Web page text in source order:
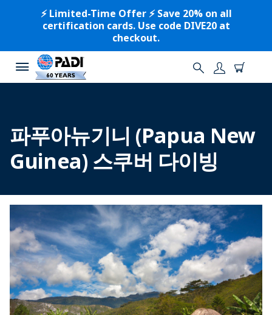
⚡️ Limited-Time Offer ⚡️ Save 20% on all
certification cards. Use code DIVE20 at
checkout.
파푸아뉴기니 (Papua New
Guinea) 스쿠버 다이빙